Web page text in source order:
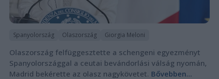
Spanyolország Olaszország Giorgia Meloni
Olaszország felfüggesztette a schengeni egyezményt
Spanyolországgal a ceutai bevándorlási válság nyomán,
Madrid bekérette az olasz nagykövetet. Bővebben...